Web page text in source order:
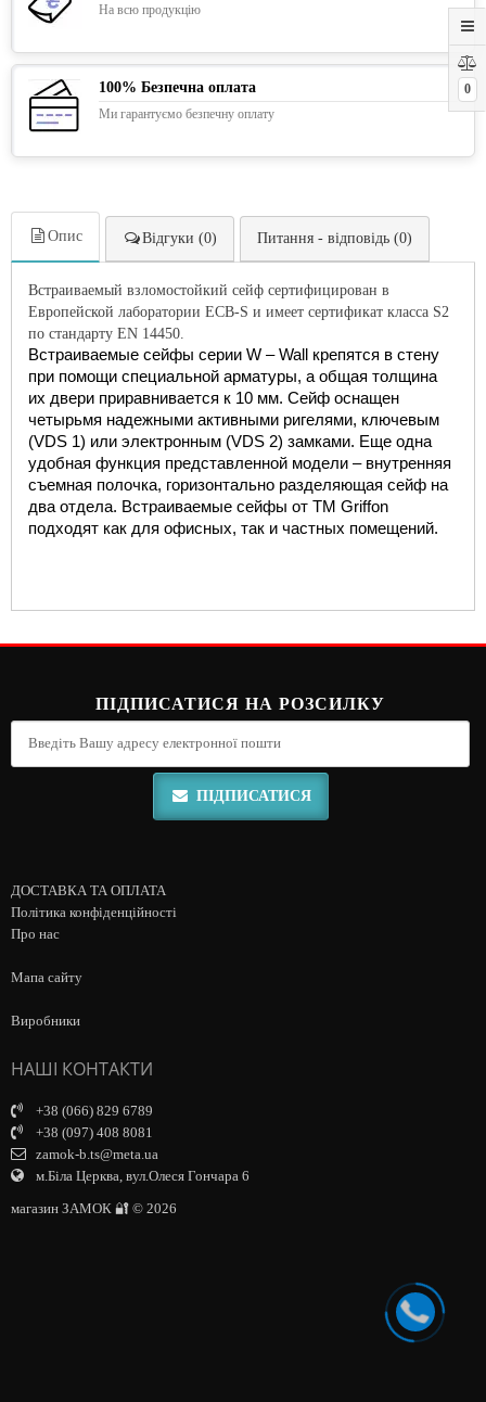
0
На всю продукцію
100% Безпечна оплата
Ми гарантуємо безпечну оплату
Опис Відгуки (0) Питання - відповідь (0)
Встраиваемый взломостойкий сейф сертифицирован в
Европейской лаборатории ECB-S и имеет сертификат класса S2
по стандарту EN 14450.
Встраиваемые сейфы серии W – Wall крепятся в стену
при помощи специальной арматуры, а общая толщина
четырьмя надежными активными ригелями, ключевым
(VDS 1) или электронным (VDS 2) замками. Еще одна
съемная полочка, горизонтально разделяющая сейф на
два отдела. Встраиваемые сейфы от ТМ Griffon
подходят как для офисных, так и частных помещений.
ПІДПИСАТИСЯ НА РОЗСИЛКУ
ПІДПИСАТИСЯ
ДОСТАВКА ТА ОПЛАТА
Політика конфіденційності
Про нас
Мапа сайту
Виробники
НАШІ КОНТАКТИ
+38 (066) 829 6789
+38 (097) 408 8081
zamok-b.ts@meta.ua
м.Біла Церква, вул.Олеся Гончара 6
магазин ЗАМОК 🔐 © 2026